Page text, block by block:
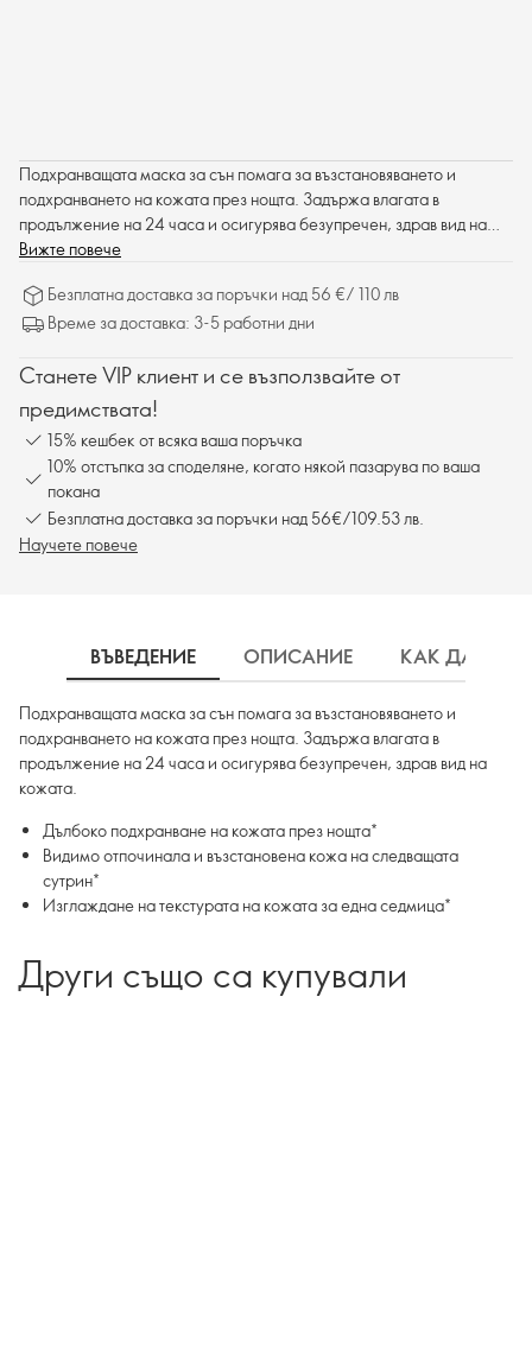
Подхранващата маска за сън помага за възстановяването и
подхранването на кожата през нощта. Задържа влагата в
продължение на 24 часа и осигурява безупречен, здрав вид на
кожата.
Вижте повече
Безплатна доставка за поръчки над 56 €/ 110 лв
Време за доставка: 3-5 работни дни
Станете VIP клиент и се възползвайте от
предимствата!
15% кешбек от всяка ваша поръчка
10% отстъпка за споделяне, когато някой пазарува по ваша
покана
Безплатна доставка за поръчки над 56€/109.53 лв.
Научете повече
ВЪВЕДЕНИЕ ОПИСАНИЕ КАК ДА
Подхранващата маска за сън помага за възстановяването и
подхранването на кожата през нощта. Задържа влагата в
продължение на 24 часа и осигурява безупречен, здрав вид на
кожата.
Дълбоко подхранване на кожата през нощта*
Видимо отпочинала и възстановена кожа на следващата
сутрин*
Изглаждане на текстурата на кожата за една седмица*
Други също са купували